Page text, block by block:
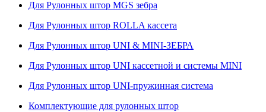
Для Рулонных штор MGS зебра
Для Рулонных штор ROLLA кассета
Для Рулонных штор UNI & MINI-ЗЕБРА
Для Рулонных штор UNI кассетной и системы MINI
Для Рулонных штор UNI-пружинная система
Комплектующие для рулонных штор